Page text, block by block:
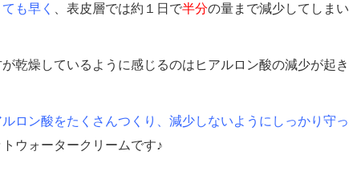
も早く 、表皮層では約１日で半分の量まで減少してしまい
乾燥しているように感じるのはヒアルロン酸の減少が起き
ロン酸をたくさんつくり、減少しないようにしっかり守っ
ウォータークリームです♪